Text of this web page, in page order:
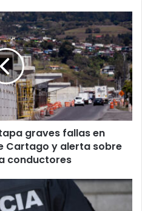
graves fallas en
Cartago y alerta sobre
conductores